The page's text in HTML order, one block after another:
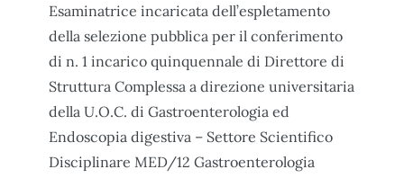
Esaminatrice incaricata dell’espletamento
della selezione pubblica per il conferimento
di n. 1 incarico quinquennale di Direttore di
Struttura Complessa a direzione universitaria
della U.O.C. di Gastroenterologia ed
Endoscopia digestiva – Settore Scientifico
Disciplinare MED/12 Gastroenterologia